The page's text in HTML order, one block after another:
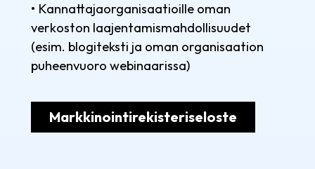
• Kannattajaorganisaatioille oman
verkoston laajentamismahdollisuudet
(esim. blogiteksti ja oman organisaation
puheenvuoro webinaarissa)
Markkinointirekisteriseloste